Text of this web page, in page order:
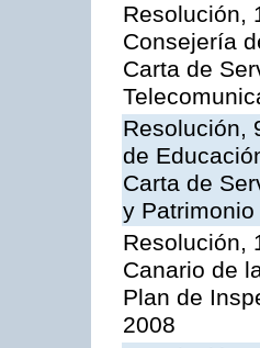
Resolución,
Consejería
Carta de
Resolución,
de
Carta de
y Patrimonio
Resolución,
Canario de
Plan de
2008